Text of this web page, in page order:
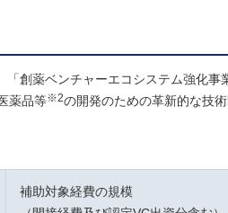
創薬ベンチャーエコシステム強化事
薬品等※2の開発のための革新的な技
補助対象経費の規模